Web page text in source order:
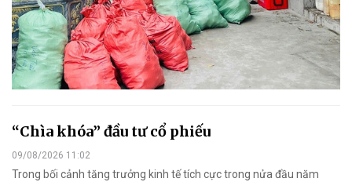
“Chìa khóa” đầu tư cổ phiếu
09/08/2026 11:02
Trong bối cảnh tăng trưởng kinh tế tích cực trong nửa đầu năm